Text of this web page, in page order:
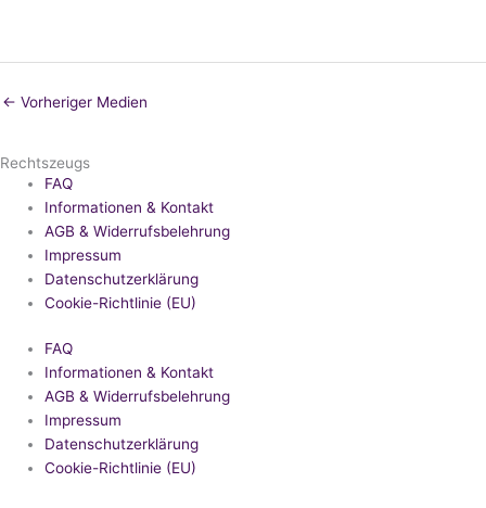
← Vorheriger Medien
Rechtszeugs
FAQ
Informationen & Kontakt
AGB & Widerrufsbelehrung
Impressum
Datenschutzerklärung
Cookie-Richtlinie (EU)
FAQ
Informationen & Kontakt
AGB & Widerrufsbelehrung
Impressum
Datenschutzerklärung
Cookie-Richtlinie (EU)